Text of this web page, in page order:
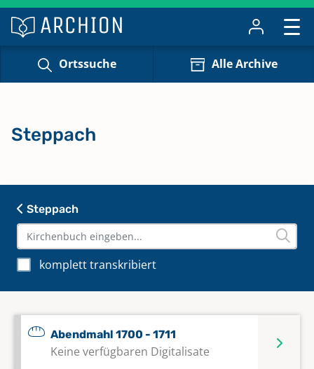
Ortssuche Alle Archive
Steppach
komplett transkribiert
Abendmahl 1700 - 1711
Keine verfügbaren Digitalisate
Steppach